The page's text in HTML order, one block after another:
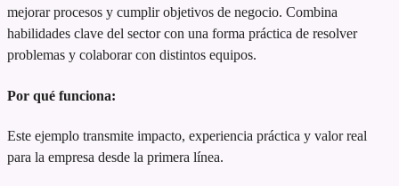
mejorar procesos y cumplir objetivos de negocio. Combina
habilidades clave del sector con una forma práctica de resolver
problemas y colaborar con distintos equipos.
Por qué funciona:
Este ejemplo transmite impacto, experiencia práctica y valor real
para la empresa desde la primera línea.